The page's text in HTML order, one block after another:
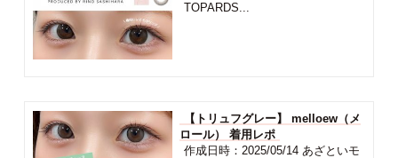
TOPARDS...
【トリュフグレー】 melloew（メ
ロール） 着用レポ
作成日時：2025/05/14 あざといモ